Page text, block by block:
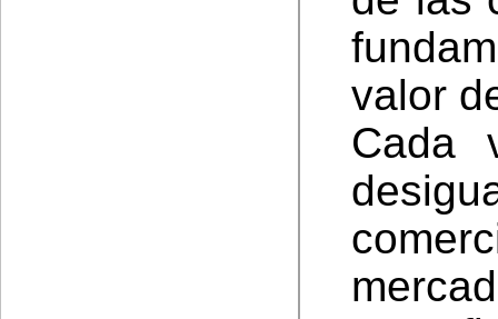
valor
Cada